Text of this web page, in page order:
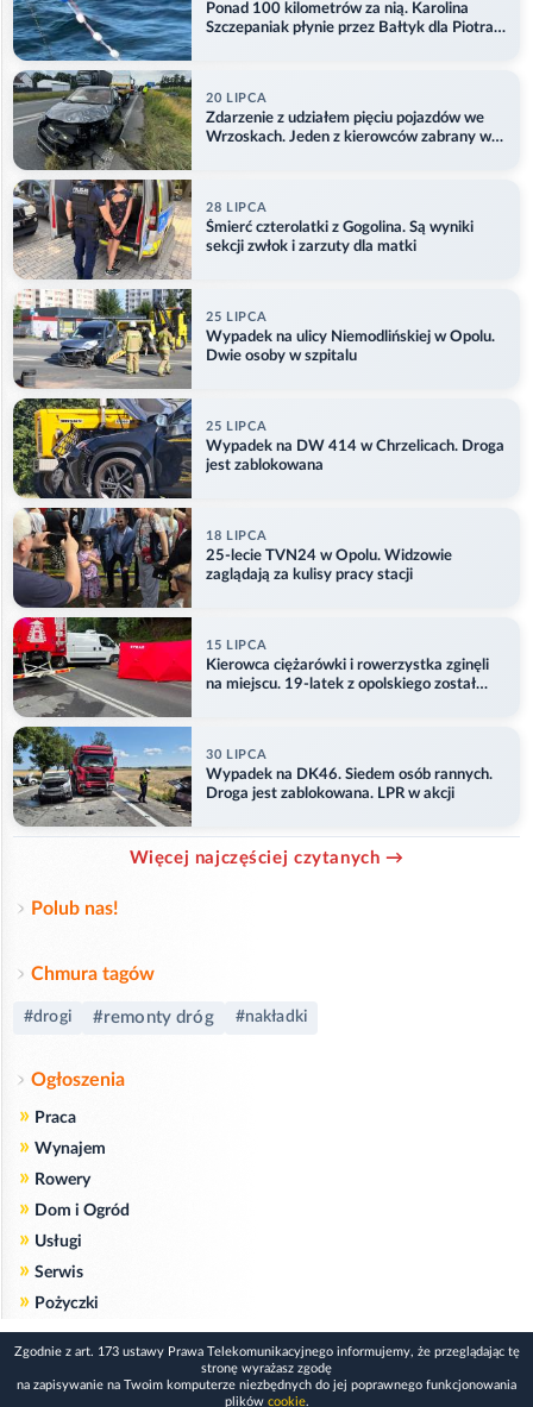
Ponad 100 kilometrów za nią. Karolina
Szczepaniak płynie przez Bałtyk dla Piotra.
20 LIPCA
Zdarzenie z udziałem pięciu pojazdów we
Wrzoskach. Jeden z kierowców zabrany w
28 LIPCA
Śmierć czterolatki z Gogolina. Są wyniki
sekcji zwłok i zarzuty dla matki
25 LIPCA
Wypadek na ulicy Niemodlińskiej w Opolu.
Dwie osoby w szpitalu
25 LIPCA
Wypadek na DW 414 w Chrzelicach. Droga
jest zablokowana
18 LIPCA
25-lecie TVN24 w Opolu. Widzowie
zaglądają za kulisy pracy stacji
15 LIPCA
Kierowca ciężarówki i rowerzystka zginęli
na miejscu. 19-latek z opolskiego został
30 LIPCA
Wypadek na DK46. Siedem osób rannych.
Droga jest zablokowana. LPR w akcji
Więcej najczęściej czytanych →
Polub nas!
Chmura tagów
#drogi #remonty dróg #nakładki
Ogłoszenia
» Praca
» Wynajem
» Rowery
» Dom i Ogród
» Usługi
» Serwis
» Pożyczki
Zgodnie z art. 173 ustawy Prawa Telekomunikacyjnego informujemy, że przeglądając tę
stronę wyrażasz zgodę
na zapisywanie na Twoim komputerze niezbędnych do jej poprawnego funkcjonowania
plików cookie.